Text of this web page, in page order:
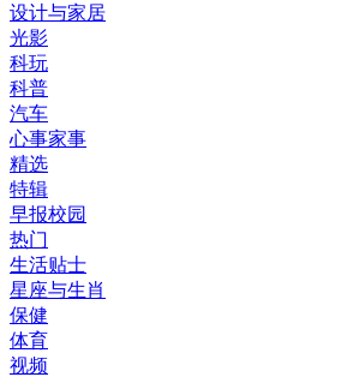
设计与家居
光影
科玩
科普
汽车
心事家事
精选
特辑
早报校园
热门
生活贴士
星座与生肖
保健
体育
视频